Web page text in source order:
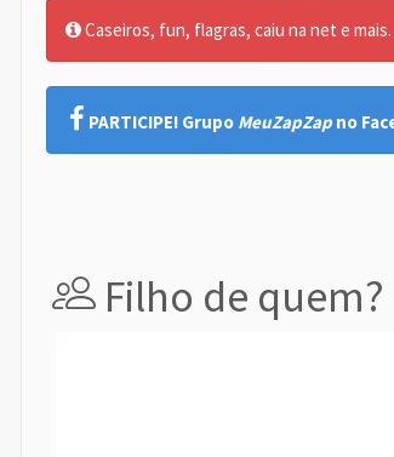
Caseiros, fun, flagras, caiu na net e mais.
PARTICIPE! Grupo MeuZapZap no
Filho de quem?